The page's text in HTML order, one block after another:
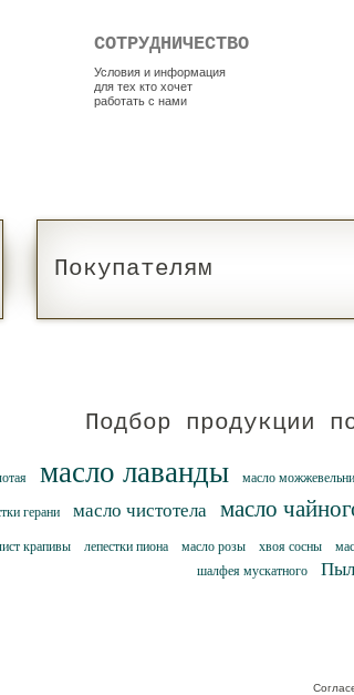
СОТРУДНИЧЕСТВО
Условия и информация
для тех кто хочет
работать с нами
Покупателям
Подбор продукции
масло лаванды масло
герани масло чистотела масло
крапивы лепестки пиона масло розы хвоя сосны
шалфея мускатного